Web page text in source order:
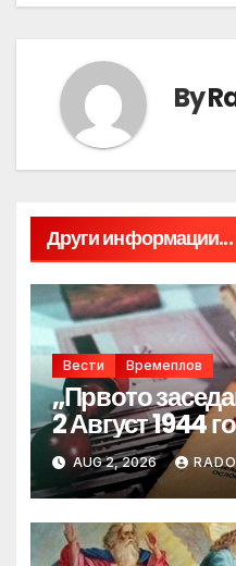
By
Други информации...
Вести Времеплов
„Првото
2 Август 1944
AUG 2, 2026